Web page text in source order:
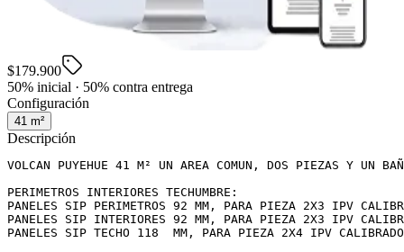
$179.900
50% inicial · 50% contra entrega
Configuración
41 m²
Descripción
VOLCAN PUYEHUE 41 M² UN AREA COMUN, DOS PIEZAS Y UN
PERIMETROS INTERIORES TECHUMBRE:
PANELES SIP PERIMETROS 92 MM, PARA PIEZA 2X3 IPV
PANELES SIP INTERIORES 92 MM, PARA PIEZA 2X3 IPV
PANELES SIP TECHO 118  MM, PARA PIEZA 2X4 IPV